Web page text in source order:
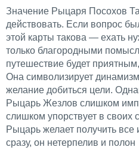
Значение Рыцаря Посохов
действовать. Если вопрос
этой карты такова — ехать
только благородными
путешествие будет
Она символизирует
желание добиться цели.
Рыцарь Жезлов слишком
слишком упорствует в своих
Рыцарь желает получить все
сразу, он нетерпелив и полон